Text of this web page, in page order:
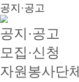
공지·공고
공지·공고
모집·신청
자원봉사단체